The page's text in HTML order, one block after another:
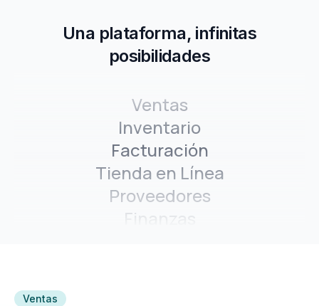
Una plataforma, infinitas
posibilidades
Ventas
Inventario
Facturación
Tienda en Línea
Proveedores
Finanzas
Ventas